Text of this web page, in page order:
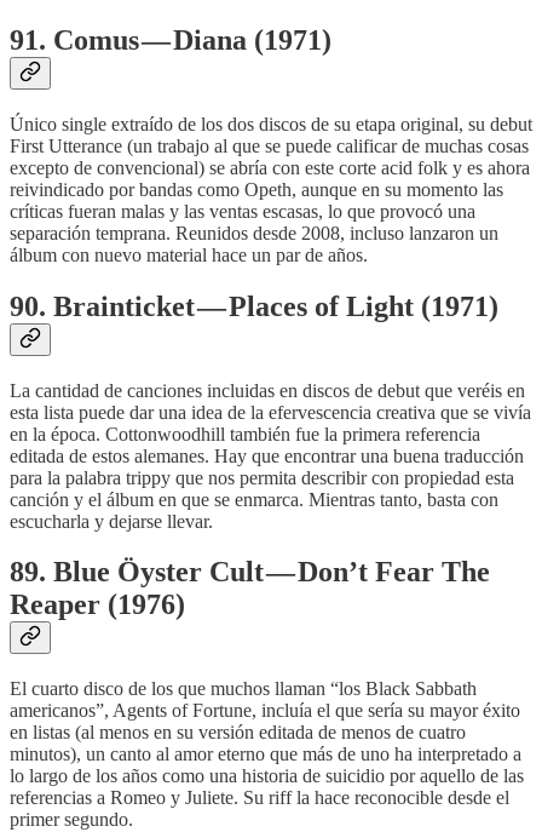
91. Comus — Diana (1971)
Único single extraído de los dos discos de su etapa original, su debut
First Utterance (un trabajo al que se puede calificar de muchas cosas
excepto de convencional) se abría con este corte acid folk y es ahora
reivindicado por bandas como Opeth, aunque en su momento las
críticas fueran malas y las ventas escasas, lo que provocó una
separación temprana. Reunidos desde 2008, incluso lanzaron un
álbum con nuevo material hace un par de años.
90. Brainticket — Places of Light (1971)
La cantidad de canciones incluidas en discos de debut que veréis en
esta lista puede dar una idea de la efervescencia creativa que se vivía
en la época. Cottonwoodhill también fue la primera referencia
editada de estos alemanes. Hay que encontrar una buena traducción
para la palabra trippy que nos permita describir con propiedad esta
canción y el álbum en que se enmarca. Mientras tanto, basta con
escucharla y dejarse llevar.
89. Blue Öyster Cult — Don’t Fear The
Reaper (1976)
El cuarto disco de los que muchos llaman “los Black Sabbath
americanos”, Agents of Fortune, incluía el que sería su mayor éxito
en listas (al menos en su versión editada de menos de cuatro
minutos), un canto al amor eterno que más de uno ha interpretado a
lo largo de los años como una historia de suicidio por aquello de las
referencias a Romeo y Juliete. Su riff la hace reconocible desde el
primer segundo.